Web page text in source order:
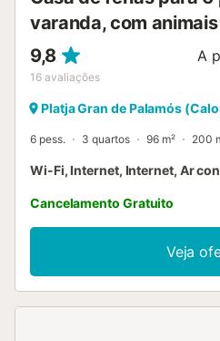
varanda, com
9,8
16 avaliações
A
Platja Gran de Palamós
6 pess. 3 quartos 96 m² 200
Wi-Fi, Internet, Internet, Ar
Cancelamento Gratuito
Veja